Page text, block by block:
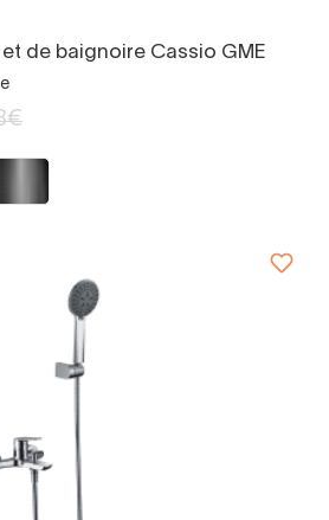
de baignoire Cassio GME